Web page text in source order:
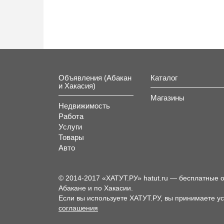
Объявления (Абакан
и Хакасия)
Недвижимость
Работа
Услуги
Товары
Авто
Каталог
Магазины
© 2014-2017 «ХАТУТ.РУ» hatut.ru — бесплатные
Абакане и по Хакасии.
Если вы используете ХАТУТ.РУ, вы принимаете
соглашения